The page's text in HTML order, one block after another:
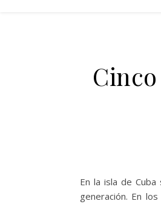
En la isla de
generación. En